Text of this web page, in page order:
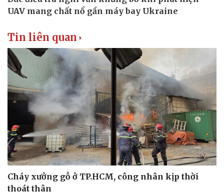
Tin liên quan
Cháy xưởng gỗ ở TP.HCM, công nhân kịp thời
thoát thân